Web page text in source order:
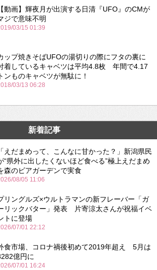
【動画】輝夜月が出演する日清『UFO』のCMが
ジで意味不明
03/15 01:39
ップ焼きそばUFOの湯切りの際にフタの裏に
着しているキャベツは平均4.8枚 年間で4.17
トンものキャベツが無駄に！
03/13 06:28
新着記事
「えだまめって、こんなに甘かった？」新潟県民
“県外に出したくないほど食べる”極上えだまめ
森のビアガーデンで実食
08/05 11:06
リングルズ×ウルトラマンの新フレーバー「ガ
リックバター」発表 片寄涼太さんが祝福イベ
トに登場
07/01 22:12
食市場、コロナ禍後初めて2019年超え 5月は
億円に
07/01 16:24